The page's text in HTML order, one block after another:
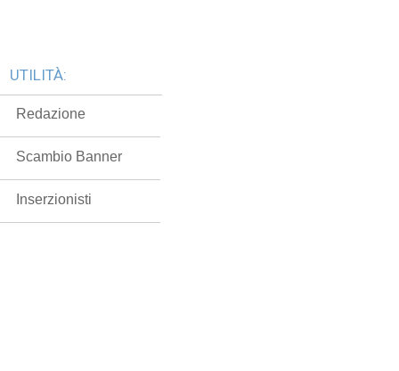
UTILITÀ:
Redazione
Scambio Banner
Inserzionisti